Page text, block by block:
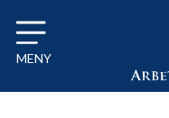
Till innehåll på sidan x
MENY